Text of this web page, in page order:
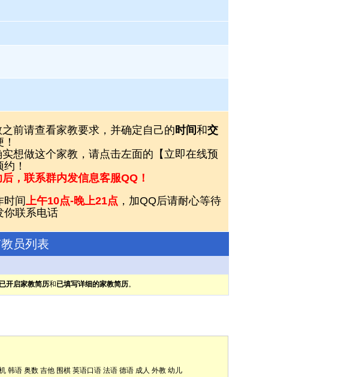
前请查看家教要求，并确定自己的时间和交
想做这个家教，请点击左面的【立即在线预
！
，联系群内发信息客服QQ！
时间上午10点-晚上21点 ，加QQ后请耐心等待
你联系电话
员列表
已开启家教简历和已填写详细的家教简历。
韩语 奥数 吉他 围棋 英语口语 法语 德语 成人 外教 幼儿